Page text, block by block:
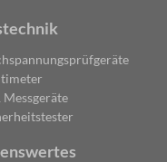
Messgeräte